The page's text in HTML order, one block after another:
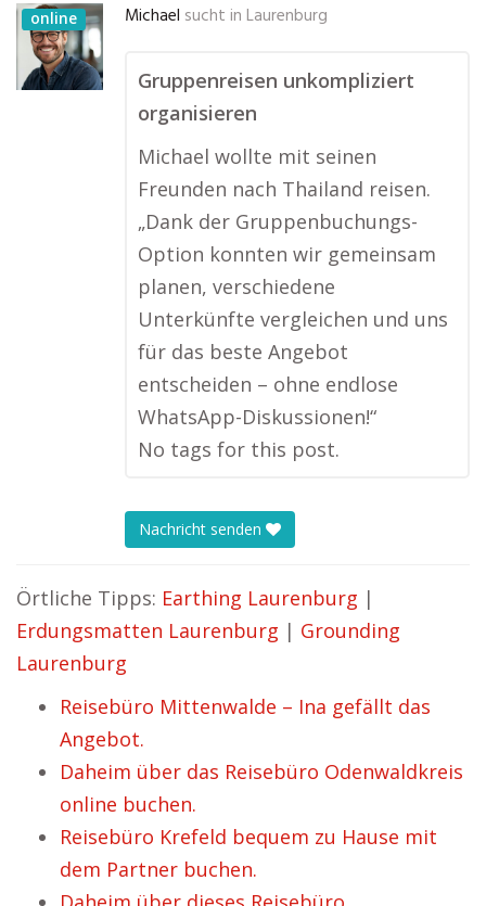
online Michael sucht in Laurenburg
Gruppenreisen unkompliziert
organisieren
Michael wollte mit seinen
Freunden nach Thailand reisen.
„Dank der Gruppenbuchungs-
Option konnten wir gemeinsam
planen, verschiedene
Unterkünfte vergleichen und uns
für das beste Angebot
entscheiden – ohne endlose
WhatsApp-Diskussionen!“
No tags for this post.
Nachricht senden
Örtliche Tipps: Earthing Laurenburg |
Erdungsmatten Laurenburg | Grounding
Laurenburg
Reisebüro Mittenwalde – Ina gefällt das
Angebot.
Daheim über das Reisebüro Odenwaldkreis
online buchen.
Reisebüro Krefeld bequem zu Hause mit
dem Partner buchen.